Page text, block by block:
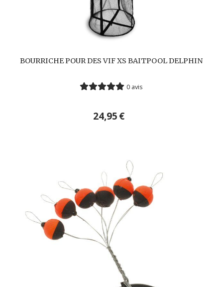
BOURRICHE POUR DES VIF XS BAITPOOL DELPHIN
0 avis
24,95€